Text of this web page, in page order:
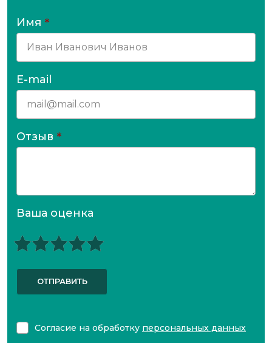
Имя *
E-mail
Отзыв *
Ваша оценка
ОТПРАВИТЬ
Согласие на обработку персональных данных